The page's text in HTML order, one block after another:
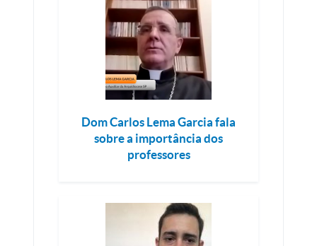
Dom Carlos Lema Garcia fala
sobre a importância dos
professores